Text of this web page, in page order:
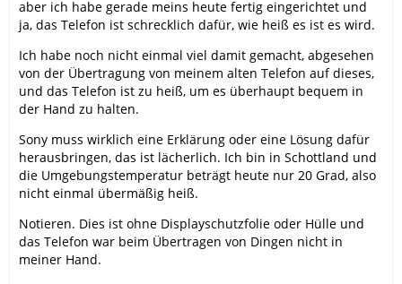
aber ich habe gerade meins heute fertig eingerichtet und
ja, das Telefon ist schrecklich dafür, wie heiß es ist es wird.
Ich habe noch nicht einmal viel damit gemacht, abgesehen
von der Übertragung von meinem alten Telefon auf dieses,
und das Telefon ist zu heiß, um es überhaupt bequem in
der Hand zu halten.
Sony muss wirklich eine Erklärung oder eine Lösung dafür
herausbringen, das ist lächerlich. Ich bin in Schottland und
die Umgebungstemperatur beträgt heute nur 20 Grad, also
nicht einmal übermäßig heiß.
Notieren. Dies ist ohne Displayschutzfolie oder Hülle und
das Telefon war beim Übertragen von Dingen nicht in
meiner Hand.